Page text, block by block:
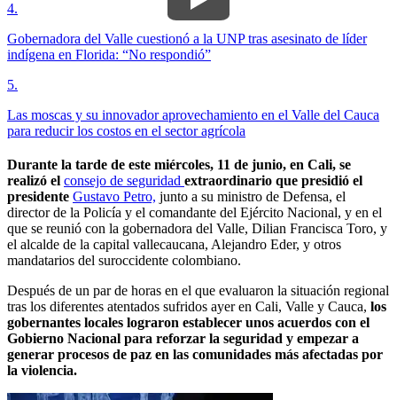
4.
Gobernadora del Valle cuestionó a la UNP tras asesinato de líder
indígena en Florida: “No respondió”
5.
Las moscas y su innovador aprovechamiento en el Valle del Cauca
para reducir los costos en el sector agrícola
Durante la tarde de este miércoles, 11 de junio, en Cali, se
realizó el consejo de seguridad extraordinario que presidió el
presidente Gustavo Petro, junto a su ministro de Defensa, el
director de la Policía y el comandante del Ejército Nacional, y en el
que se reunió con la gobernadora del Valle, Dilian Francisca Toro, y
el alcalde de la capital vallecaucana, Alejandro Eder, y otros
mandatarios del suroccidente colombiano.
Después de un par de horas en el que evaluaron la situación regional
tras los diferentes atentados sufridos ayer en Cali, Valle y Cauca, los
gobernantes locales lograron establecer unos acuerdos con el
Gobierno Nacional para reforzar la seguridad y empezar a
generar procesos de paz en las comunidades más afectadas por
la violencia.